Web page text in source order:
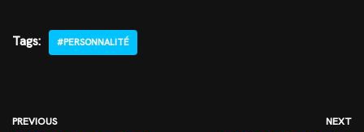
Tags: #PERSONNALITÉ
PREVIOUS NEXT